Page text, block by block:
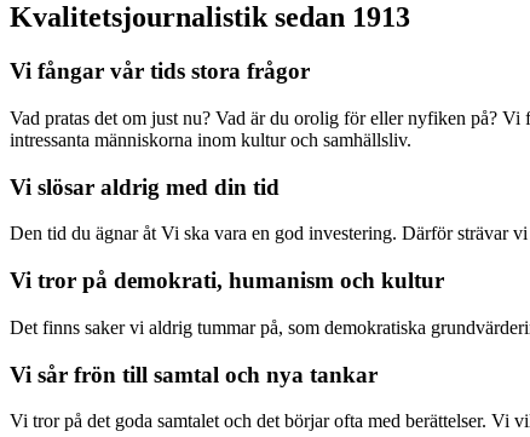
Kvalitetsjournalistik sedan 1913
Vi fångar vår tids stora frågor
Vad pratas det om just nu? Vad är du orolig för eller nyfiken på?
intressanta människorna inom kultur och samhällsliv.
Vi slösar aldrig med din tid
Den tid du ägnar åt Vi ska vara en god investering. Därför strävar
Vi tror på demokrati, humanism och kultur
Det finns saker vi aldrig tummar på, som demokratiska
Vi sår frön till samtal och nya tankar
Vi tror på det goda samtalet och det börjar ofta med berättelser. Vi